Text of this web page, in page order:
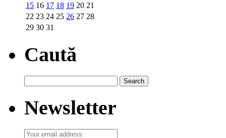
15 16 17 18 19 20 21
22 23 24 25 26 27 28
29 30 31
Caută
Newsletter